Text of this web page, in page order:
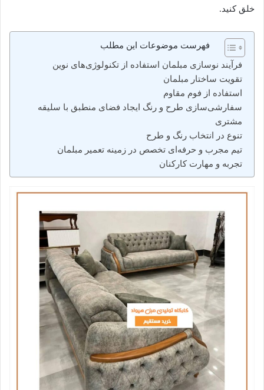
خلق کنید.
فهرست موضوعات این مطلب
فرآیند نوسازی مبلمان استفاده از تکنولوژی‌های نوین
تقویت ساختار مبلمان
استفاده از فوم مقاوم
سفارشی‌سازی طرح و رنگ ایجاد فضای منطبق با سلیقه
مشتری
تنوع در انتخاب رنگ و طرح
تیم مجرب و حرفه‌ای تخصص در زمینه تعمیر مبلمان
تجربه و مهارت کارکنان